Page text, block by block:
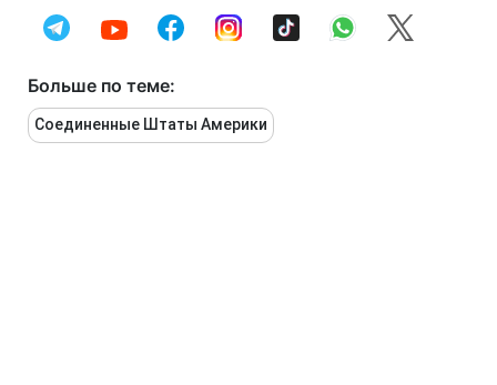
Больше по теме:
Соединенные Штаты Америки